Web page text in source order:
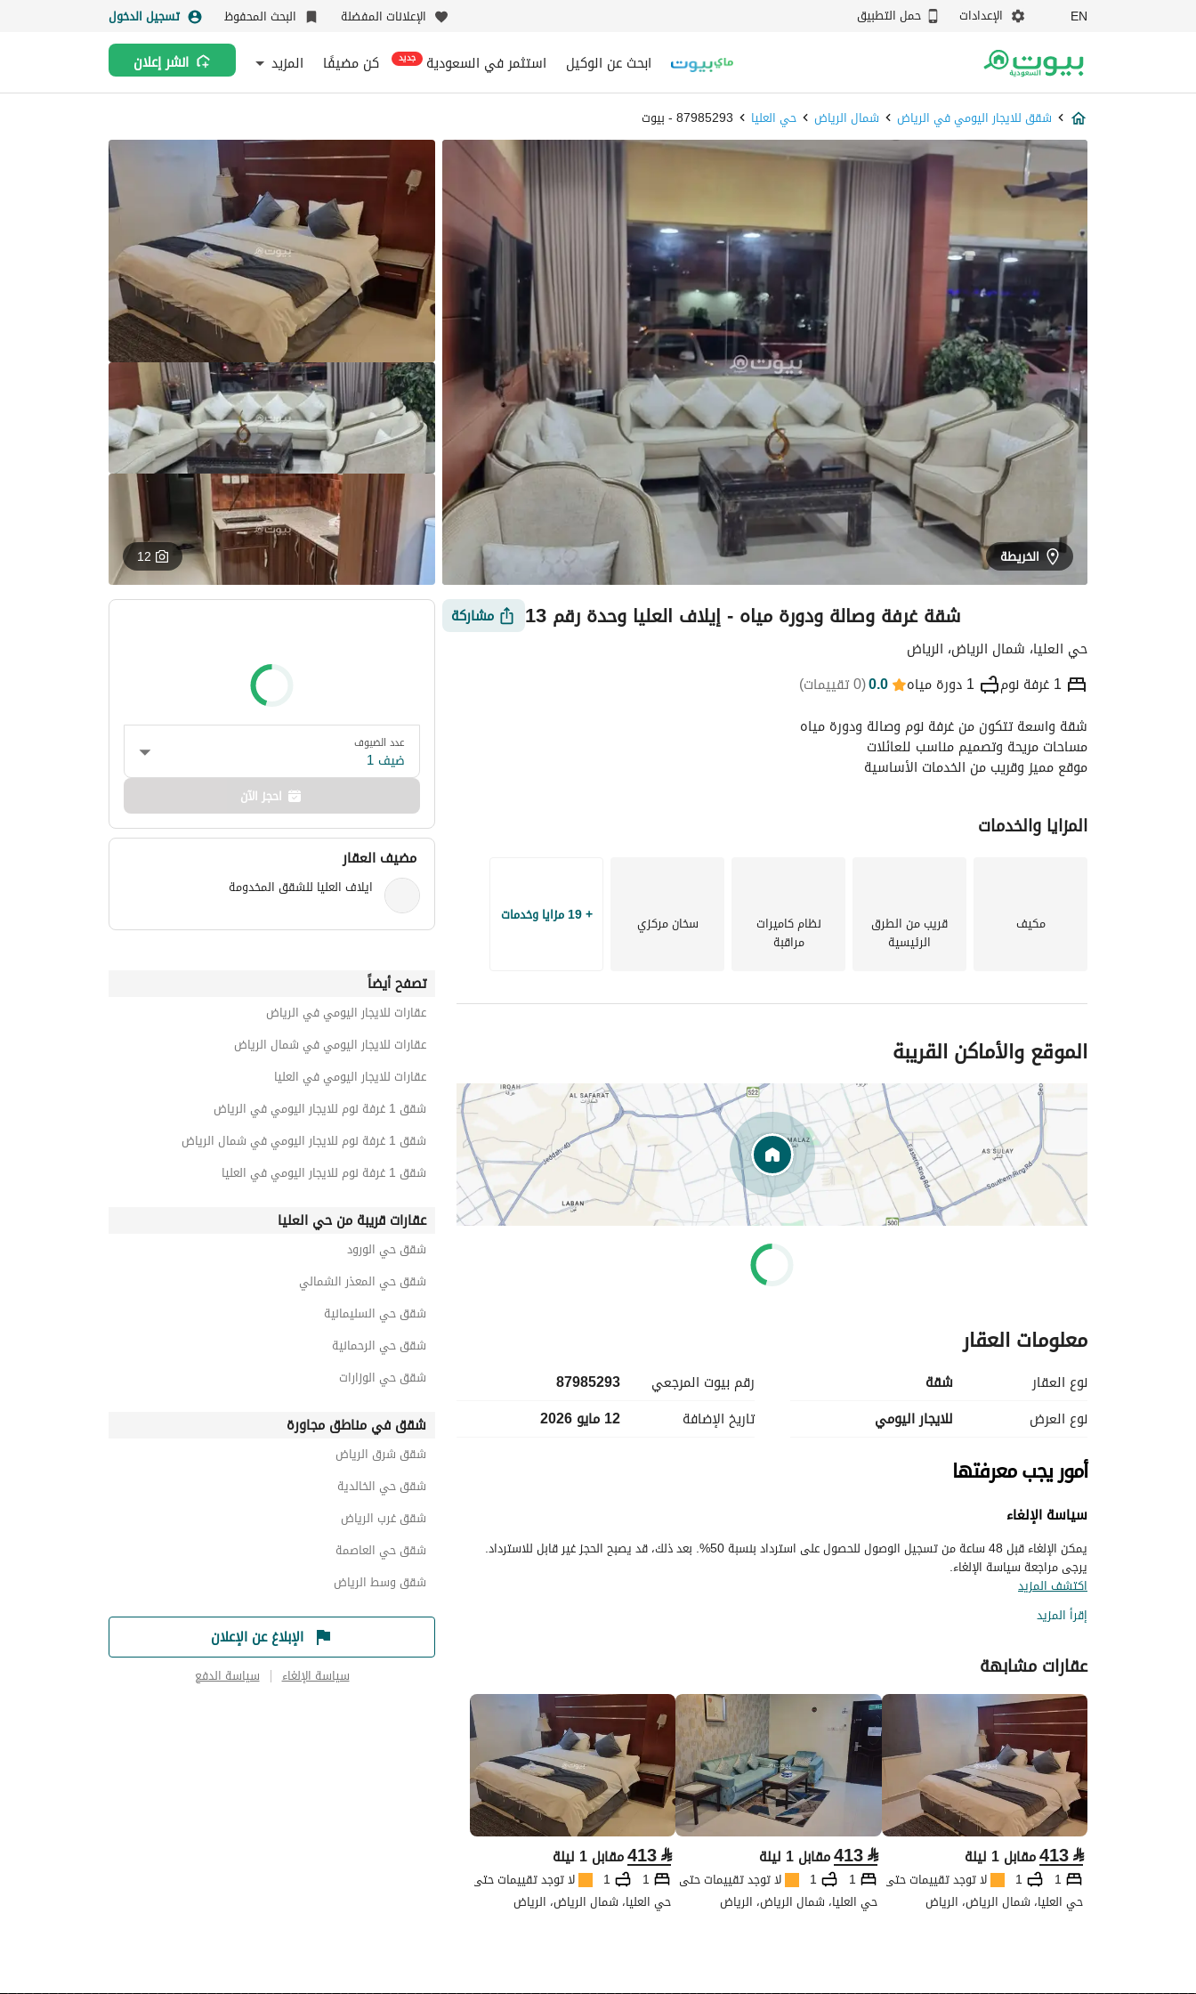
EN الإعدادات حمل التطبيق الإعلانات المفضلة البحث المحفوظ تسجيل الدخول
ابحث عن الوكيل استثمر في السعودية جديد كن مضيفًا المزيد انشر إعلان
شقق للايجار اليومي في الرياض شمال الرياض حي العليا 87985293 - بيوت
الخريطة 12
شقة غرفة وصالة ودورة مياه - إيلاف العليا وحدة رقم 13
مشاركة
حي العليا، شمال الرياض، الرياض
1 غرفة نوم 1 دورة مياه 0.0
(0 تقييمات )
التفاصيل الموقع والأماكن القريبة أمور يجب معرفتها
شقة واسعة تتكون من غرفة نوم وصالة ودورة مياه
مساحات مريحة وتصميم مناسب للعائلات
موقع مميز وقريب من الخدمات الأساسية
المزايا والخدمات
مكيف قريب من الطرق
الرئيسية
نظام كاميرات
مراقبة
سخان مركزي + 19 مزايا وخدمات
الموقع والأماكن القريبة
معلومات العقار
نوع العقار
شقة
نوع العرض
للايجار اليومي
رقم بيوت المرجعي
87985293
تاريخ الإضافة
12 مايو 2026
أمور يجب معرفتها
سياسة الإلغاء
يمكن الإلغاء قبل 48 ساعة من تسجيل الوصول للحصول على استرداد بنسبة 50%. بعد ذلك، قد يصبح الحجز غير قابل للاسترداد.
يرجى مراجعة سياسة الإلغاء.
اكتشف المزيد
إقرأ المزيد
عقارات مشابهة
⃁
413مقابل 1 ليلة
1
1
لا توجد تقييمات حتى الآن
حي العليا، شمال الرياض، الرياض
⃁
413مقابل 1 ليلة
1
1
لا توجد تقييمات حتى الآن
حي العليا، شمال الرياض، الرياض
⃁
413مقابل 1 ليلة
1
1
لا توجد تقييمات حتى الآن
حي العليا، شمال الرياض، الرياض
عدد الضيوف
ضيف 1
احجز الآن
مضيف العقار
ايلاف العليا للشقق المخدومة
تصفح أيضاً
عقارات للايجار اليومي في الرياض
عقارات للايجار اليومي في شمال الرياض
عقارات للايجار اليومي في العليا
شقق 1 غرفة نوم للايجار اليومي في الرياض
شقق 1 غرفة نوم للايجار اليومي في شمال الرياض
شقق 1 غرفة نوم للايجار اليومي في العليا
عقارات قريبة من حي العليا
شقق حي الورود
شقق حي المعذر الشمالي
شقق حي السليمانية
شقق حي الرحمانية
شقق حي الوزارات
شقق في مناطق مجاورة
شقق شرق الرياض
شقق حي الخالدية
شقق غرب الرياض
شقق حي العاصمة
شقق وسط الرياض
الإبلاغ عن الإعلان
سياسة الإلغاء سياسة الدفع